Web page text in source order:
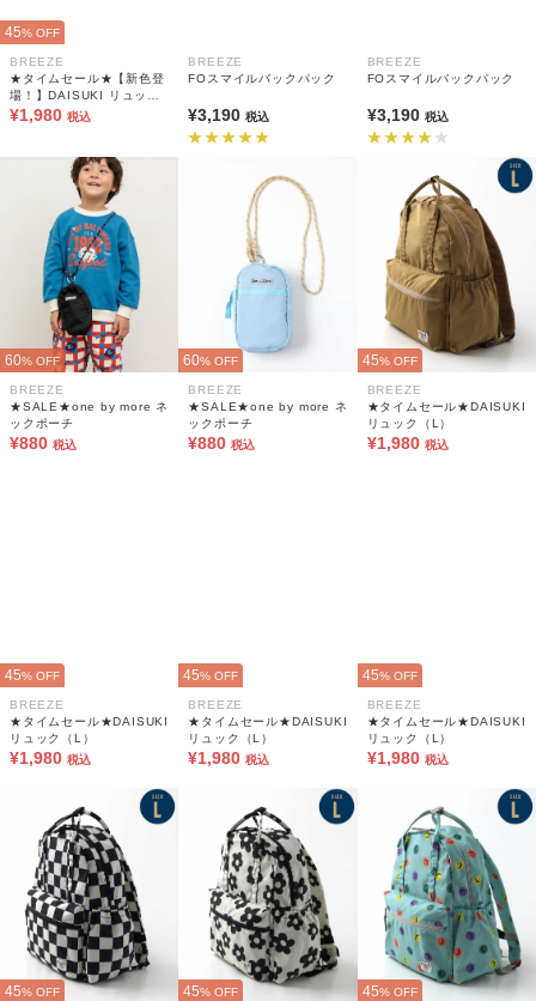
45% OFF
BREEZE
★タイムセール★【新色登
場！】DAISUKI リュック
(L)
¥1,980 税込
BREEZE
FOスマイルバックパック
¥3,190税込
BREEZE
FOスマイルバックパック
¥3,190 税込
60% OFF
BREEZE
★SALE★one by more ネ
ックポーチ
¥880 税込
60% OFF
BREEZE
★SALE★one by more ネ
ックポーチ
¥880 税込
45% OFF
BREEZE
★タイムセール★DAISUKI
リュック（L）
¥1,980 税込
45% OFF
BREEZE
★タイムセール★DAISUKI
リュック（L）
¥1,980 税込
45% OFF
BREEZE
★タイムセール★DAISUKI
リュック（L）
¥1,980 税込
45% OFF
BREEZE
★タイムセール★DAISUKI
リュック（L）
¥1,980 税込
45% OFF 45% OFF 45% OFF